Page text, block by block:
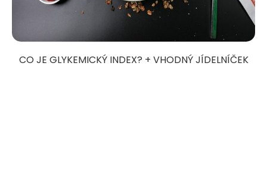
CO JE GLYKEMICKÝ INDEX? + VHODNÝ JÍDELNÍČEK